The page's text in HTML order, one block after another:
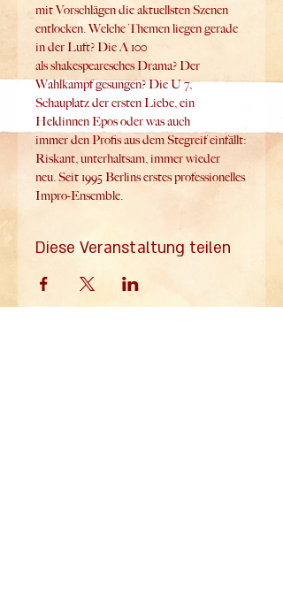
mit Vorschlägen die aktuellsten Szenen
entlocken. Welche Themen liegen gerade
in der Luft? Die A 100
als shakespearesches Drama? Der
Wahlkampf gesungen? Die U 7,
Schauplatz der ersten Liebe, ein
Heldinnen Epos oder was auch
immer den Profis aus dem Stegreif einfällt:
Riskant, unterhaltsam, immer wieder
neu. Seit 1995 Berlins erstes professionelles
Impro-Ensemble.
Diese Veranstaltung teilen